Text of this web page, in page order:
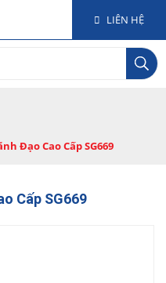
LIÊN HỆ
Đạo Cao Cấp SG669
Cấp SG669